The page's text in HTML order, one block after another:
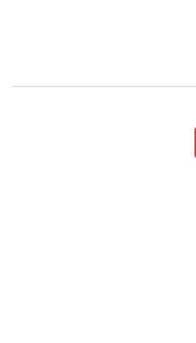
– فرقة أنصار الله